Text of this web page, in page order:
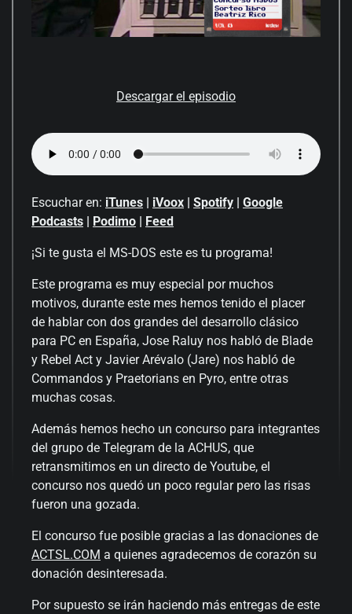
Descargar el episodio
Escuchar en: iTunes iVoox Spotify
Google
Podcasts
Podimo Feed
¡Si te gusta el MS-DOS este es tu programa!
Este programa es muy especial por muchos
motivos, durante este mes hemos tenido el placer
de hablar con dos grandes del desarrollo clásico
para PC en España, Jose Raluy nos habló de Blade
y Rebel Act y Javier Arévalo (Jare) nos habló de
Commandos y Praetorians en Pyro, entre otras
muchas cosas.
Además hemos hecho un concurso para integrantes
del grupo de Telegram de la ACHUS, que
retransmitimos en un directo de Youtube, el
concurso nos quedó un poco regular pero las risas
fueron una gozada.
El concurso fue posible gracias a las donaciones de
ACTSL.COM a quienes agradecemos de corazón su
donación desinteresada.
Por supuesto se irán haciendo más entregas de este